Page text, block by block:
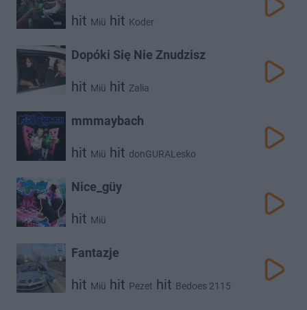
hit Miü hit Koder
Dopóki Się Nie Znudzisz
hit Miü hit Zalia
mmmaybach
hit Miü hit donGURALesko
Nice_güy
hit Miü
Fantazje
hit Miü hit Pezet hit Bedoes 2115